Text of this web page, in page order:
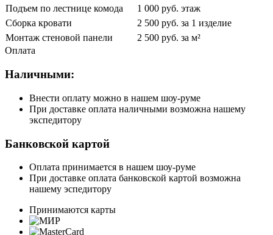
Подъем по лестнице комода
1 000 руб. этаж
Сборка кровати
2 500 руб. за 1 изделие
Монтаж стеновой панели
2 500 руб. за м²
Оплата
Наличными:
Внести оплату можно в нашем шоу-руме
При доставке оплата наличными возможна нашему
экспедитору
Банковской картой
Оплата принимается в нашем шоу-руме
При доставке оплата банковской картой возможна
нашему эспедитору
Принимаются карты